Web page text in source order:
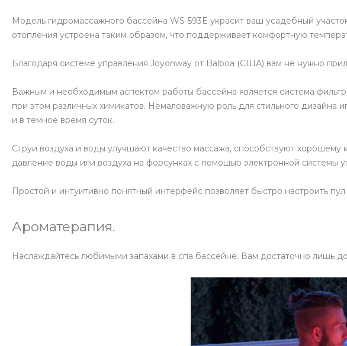
Модель гидромассажного бассейна WS-593E украсит ваш усадебный
отопления устроена таким образом, что поддерживает комфортную
Благодаря системе управления Joyonway от Balboa (США) вам не нужно
Важным и необходимым аспектом работы бассейна является система
при этом различных химикатов. Немаловажную роль для стильного дизайна
и в темное время суток.
Струи воздуха и воды улучшают качество массажа, способствуют
давление воды или воздуха на форсунках с помощью электронной системы
Простой и интуитивно понятный интерфейс позволяет быстро настроить
Ароматерапия.
Наслаждайтесь любимыми запахами в спа бассейне. Вам достаточно лишь